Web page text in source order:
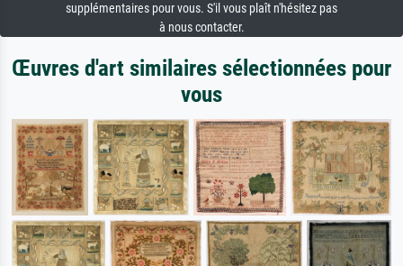
supplémentaires pour vous. S'il vous plaît n'hésitez pas
à nous contacter.
Œuvres d'art similaires sélectionnées pour
vous